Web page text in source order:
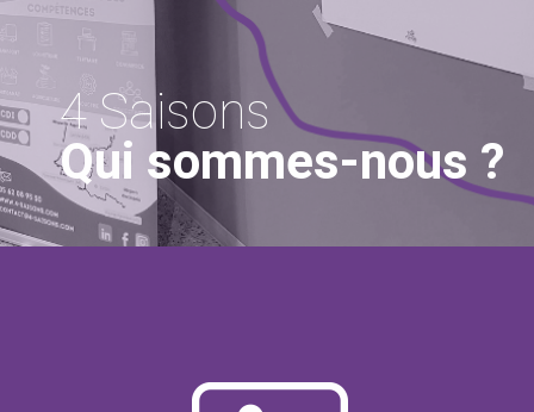
4 Saisons
Qui sommes-nous ?